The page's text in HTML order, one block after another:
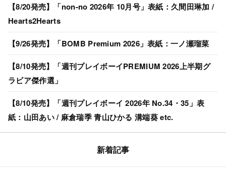
【8/20発売】「non-no 2026年 10月号」表紙：久間田琳加 /
Hearts2Hearts
【9/26発売】「BOMB Premium 2026」表紙：一ノ瀬瑠菜
【8/10発売】「週刊プレイボーイPREMIUM 2026上半期グ
ラビア傑作選」
【8/10発売】「週刊プレイボーイ 2026年 No.34・35」表
紙：山田あい / 麻倉瑞季 青山ひかる 溝端葵 etc.
新着記事